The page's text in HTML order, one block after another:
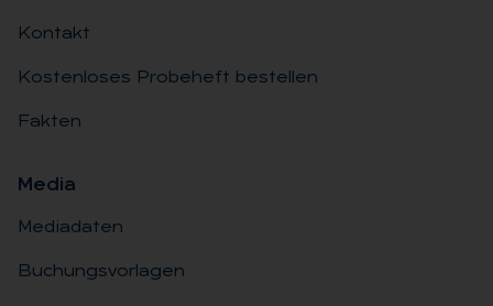
Kontakt
Kostenloses Probeheft bestellen
Fakten
Me­dia
Mediadaten
Buchungsvorlagen